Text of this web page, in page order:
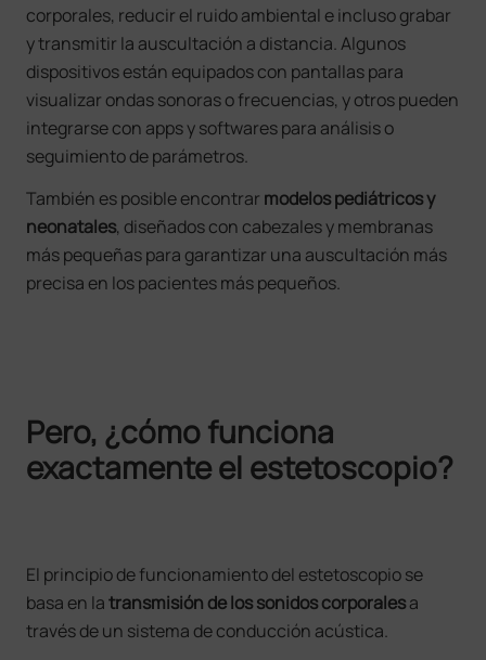
corporales, reducir el ruido ambiental e incluso grabar
y transmitir la auscultación a distancia. Algunos
dispositivos están equipados con pantallas para
visualizar ondas sonoras o frecuencias, y otros pueden
integrarse con apps y softwares para análisis o
seguimiento de parámetros.
También es posible encontrar modelos pediátricos y
neonatales, diseñados con cabezales y membranas
más pequeñas para garantizar una auscultación más
precisa en los pacientes más pequeños.
Pero, ¿cómo funciona
exactamente el estetoscopio?
El principio de funcionamiento del estetoscopio se
basa en latransmisión de los sonidos corporalesa
través de un sistema de conducción acústica.